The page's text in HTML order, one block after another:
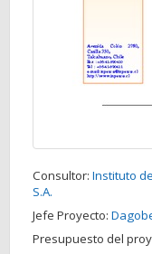
Consultor: Instituto
S.A.
Jefe Proyecto:
Presupuesto del